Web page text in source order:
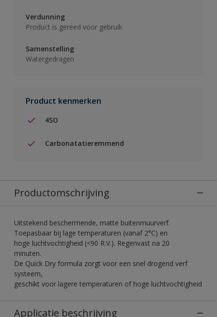
Verdunning
Product is gereed voor gebruik
Samenstelling
Watergedragen
Product kenmerken
4SO
Carbonatatieremmend
Productomschrijving
Uitstekend beschermende, matte buitenmuurverf.
Toepasbaar bij lage temperaturen (vanaf 2°C) en
hoge luchtvochtigheid (<90 R.V.). Regenvast na 20
minuten.
De Quick Dry formula zorgt voor een snel drogend verf
systeem,
geschikt voor lagere temperaturen of hoge luchtvochtigheid
Applicatie beschrijving